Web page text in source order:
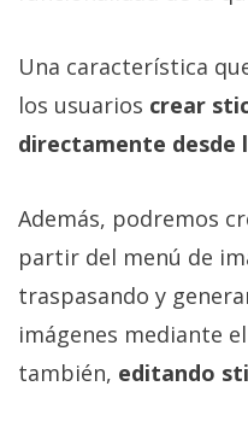
/
Legal
comunicación
digital donde
encontrarás
noticias sobre
tecnología,
móviles,
ordenadores,
Una característica
los usuarios crear
directamente desde
Además, podremos
partir del menú de
traspasando y
imágenes mediante
también, editando